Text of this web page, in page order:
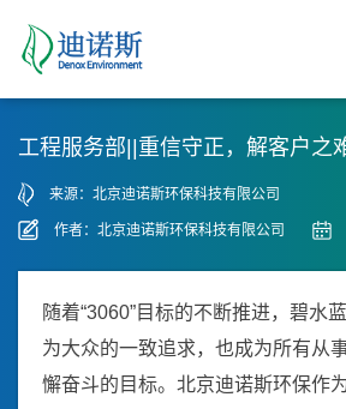
工程服务部||重信守正，解客户之
来源：北京迪诺斯环保科技有限公司
作者：北京迪诺斯环保科技有限公司
随着“3060”目标的不断推进，碧水
为大众的一致追求，也成为所有从
懈奋斗的目标。北京迪诺斯环保作